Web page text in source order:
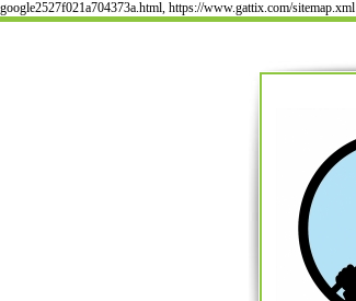
google2527f021a704373a.html, https://www.gattix.com/sitemap.xml